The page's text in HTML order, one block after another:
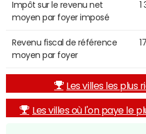
Impôt sur le revenu net
moyen par foyer imposé
Revenu fiscal de référence
moyen par foyer
Les villes les plus
Les villes où l'on paye le